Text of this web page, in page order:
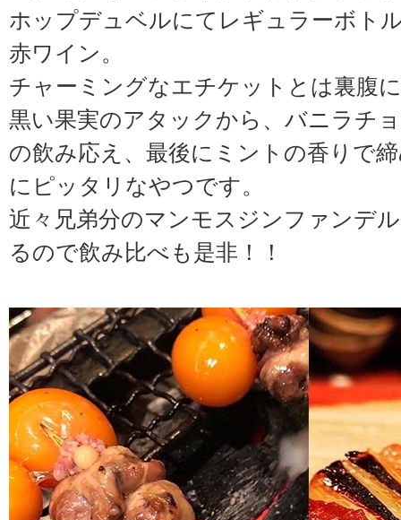
ホップデュベルにてレギュラーボト
赤ワイン。
チャーミングなエチケットとは裏腹
黒い果実のアタックから、バニラチ
の飲み応え、最後にミントの香りで
にピッタリなやつです。
近々兄弟分のマンモスジンファンデ
るので飲み比べも是非！！